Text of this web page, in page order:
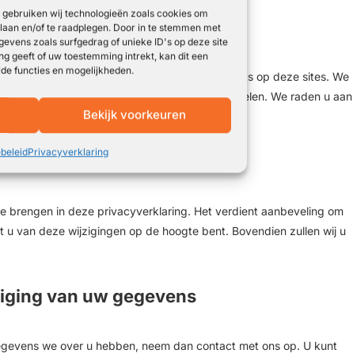
wij technologieën zoals cookies om
en/of te raadplegen. Door in te stemmen met
zoals surfgedrag of unieke ID's op deze site
geeft of uw toestemming intrekt, kan dit een
functies en mogelijkheden.
Bekijk voorkeuren
Privacyverklaring
derden waar naar wordt verwezen via links op deze sites. We
een betrouwbare en veilige manier behandelen. We raden u aan
u gebruik maakt van deze sites.
brengen in deze privacyverklaring. Het verdient aanbeveling om
van deze wijzigingen op de hoogte bent. Bovendien zullen wij u
van uw gegevens
we over u hebben, neem dan contact met ons op. U kunt